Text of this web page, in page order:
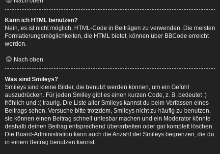
Kann ich HTML benutzen?
Nein, es ist nicht möglich, HTML-Code in Beiträgen zu verwenden. Die meisten
Formatierungsmöglichkeiten, die HTML bietet, können über BBCode erreicht
werden.
Nach oben
Was sind Smileys?
Smileys sind kleine Bilder, die benutzt werden können, um ein Gefühl
auszudrücken. Für jeden Smiley gibt es einen kurzen Code, z. B. bedeutet :)
fröhlich und :( traurig. Die Liste aller Smileys kannst du beim Verfassen eines
Beitrags sehen. Versuche bitte trotzdem, Smileys nicht zu häufig zu benutzen,
sie können einen Beitrag schnell unlesbar machen und ein Moderator könnte
deshalb deinen Beitrag entsprechend überarbeiten oder gar komplett löschen.
Die Board-Administration kann auch die Anzahl der Smileys begrenzen, die du
in einem Beitrag benutzen kannst.